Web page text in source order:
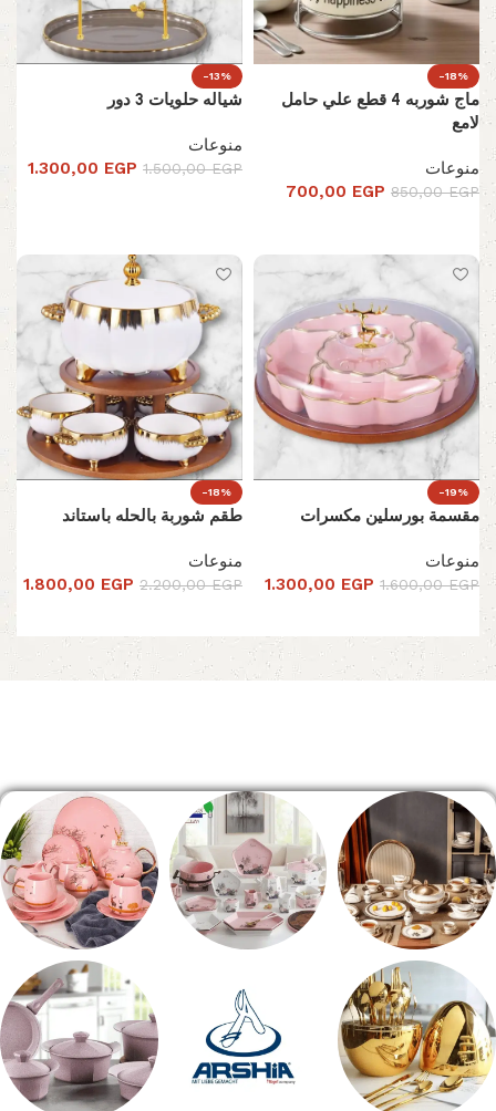
-18%
ماج شوربه 4 قطع علي حامل
لامع
منوعات
850,00EGP
700,00 EGP
-13%
شياله حلويات 3 دور
منوعات
1.500,00EGP
1.300,00 EGP
-19%
مقسمة بورسلين مكسرات
منوعات
1.600,00EGP
1.300,00 EGP
-18%
طقم شوربة بالحله باستاند
منوعات
2.200,00EGP
1.800,00 EGP
طقم سفره شاي بالجاتوه